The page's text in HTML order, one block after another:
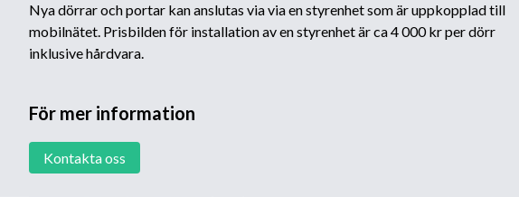
Nya dörrar och portar kan anslutas via via en styrenhet som är uppkopplad till
mobilnätet. Prisbilden för installation av en styrenhet är ca 4 000 kr per dörr
inklusive hårdvara.
För mer information
Kontakta oss